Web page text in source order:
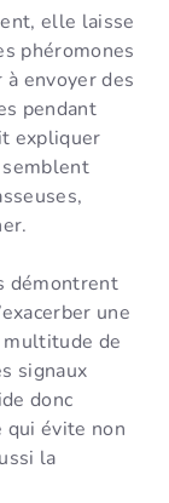
elle laisse
phéromones
envoyer des
pendant
expliquer
semblent
démontrent
une
de
signaux
donc
qui évite non
la